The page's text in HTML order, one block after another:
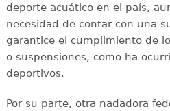
deporte acuático en el país,
necesidad de contar con una
garantice el cumplimiento de
o suspensiones, como ha
deportivos.
Por su parte, otra nadadora